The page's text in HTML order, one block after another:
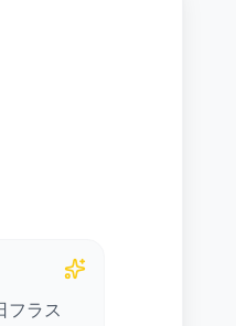
フラス